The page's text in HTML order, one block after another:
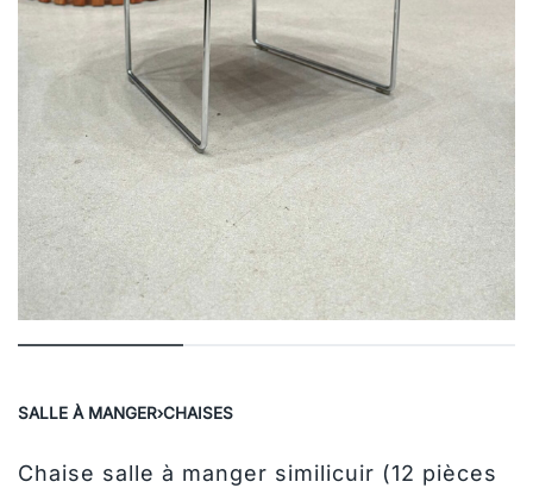
SALLE À MANGER›CHAISES
Chaise salle à manger similicuir (12 pièces